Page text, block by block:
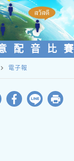
配音比
navigate_next 電子報